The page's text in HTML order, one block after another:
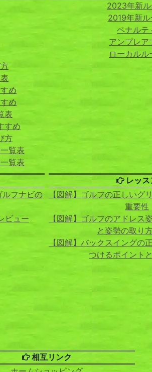
め
め
表
すめ
方
覧表
覧表
2023年新
2019年新
ペナルテ
アンプレア
ローカルル
ルフナビの
ビュー
レッス
【図解】ゴルフの正しいグ
重要性
【図解】ゴルフのアドレス
と姿勢の取り
【図解】バックスイングの
つけるポイント
相互リンク